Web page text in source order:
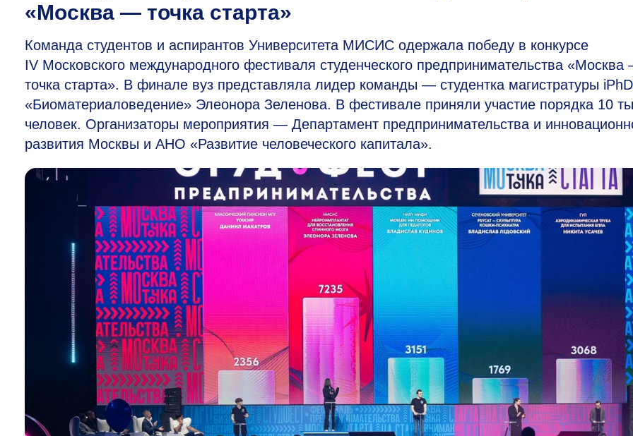
«Москва — точка старта»
Команда студентов и аспирантов Университета МИСИС одержала победу в конкурсе
IV Московского международного фестиваля студенческого предпринимательства
точка старта». В финале вуз представляла лидер команды — студентка магистратуры iPhD
«Биоматериаловедение» Элеонора Зеленова. В фестивале приняли участие порядка 10
человек. Организаторы мероприятия — Департамент предпринимательства и
развития Москвы и АНО «Развитие человеческого капитала».